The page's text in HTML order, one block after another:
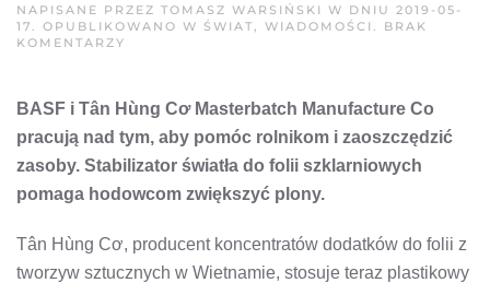
NAPISANE PRZEZ TOMASZ WARSIŃSKI W DNIU 2019-05-
17
. OPUBLIKOWANO W ŚWIAT WIADOMOŚCI
BRAK
KOMENTARZY
FOLII
SZKLARNIOWYCH
POMAGA
HODOWCOM
ZWIĘKSZYĆ
PLONY
BASF i Tân Hùng Cơ Masterbatch Manufacture Co
pracują nad tym, aby pomóc rolnikom i zaoszczędzić
zasoby. Stabilizator światła do folii szklarniowych
pomaga hodowcom zwiększyć plony.
Tân Hùng Cơ, producent koncentratów dodatków do folii z
tworzyw sztucznych w Wietnamie, stosuje teraz plastikowy